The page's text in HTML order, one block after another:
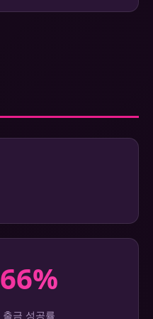
66%
출금 성공률